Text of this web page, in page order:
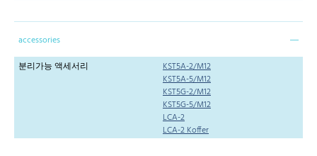
accessories
분리가능 액세서리
KST5A-2/M12
KST5A-5/M12
KST5G-2/M12
KST5G-5/M12
LCA-2
LCA-2 Koffer